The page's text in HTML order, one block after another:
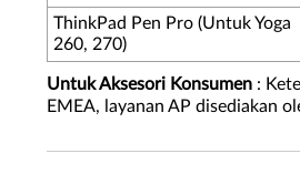
ThinkPad Pen Pro (Untuk Yoga
260, 270)
Untuk Aksesori Konsumen :
EMEA, layanan AP disediakan